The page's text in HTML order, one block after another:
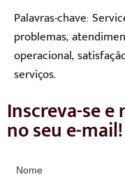
Palavras-chave:
problemas,
operacional,
serviços.
Inscreva-se e
no seu e-mail!
Nome